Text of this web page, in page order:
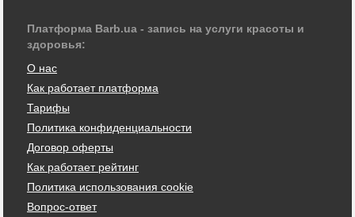
Платформа Barb.ua - запись на услуги красоты и
здоровья:
О нас
Как работает платформа
Тарифы
Политика конфиденциальности
Договор оферты
Как работает рейтинг
Политика использования cookie
Вопрос-ответ